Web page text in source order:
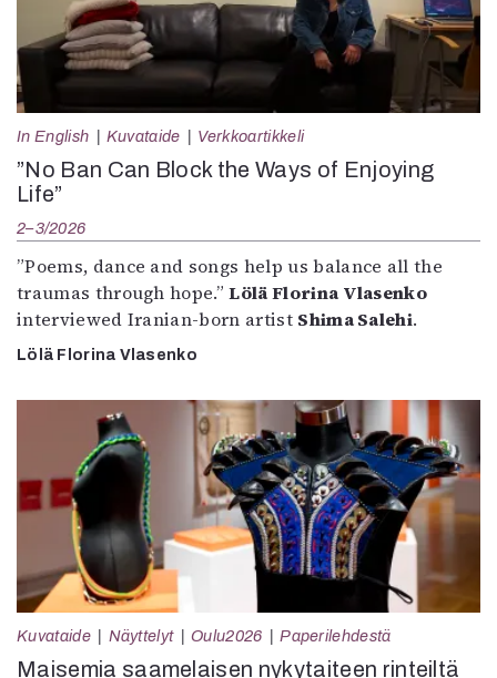
In English Kuvataide Verkkoartikkeli
”No Ban Can Block the Ways of Enjoying
Life”
2–3/2026
”Poems, dance and songs help us balance all the
traumas through hope.”Lölä Florina Vlasenko
interviewed Iranian-born artist Shima Salehi.
Lölä Florina Vlasenko
Kuvataide Näyttelyt Oulu2026 Paperilehdestä
Maisemia saamelaisen nykytaiteen rinteiltä